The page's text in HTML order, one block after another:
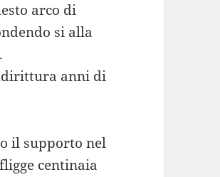
arco di
si alla
anni di
il supporto nel
centinaia